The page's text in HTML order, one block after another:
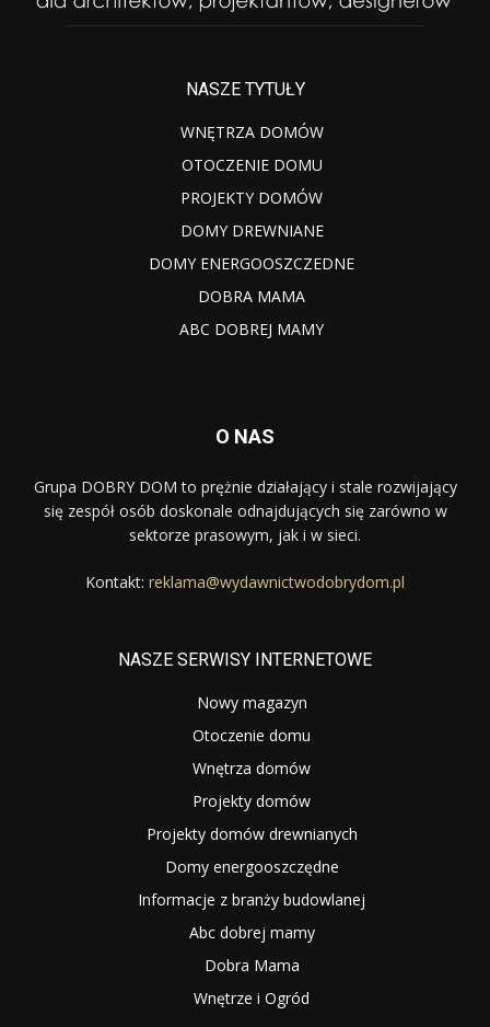
NASZE TYTUŁY
WNĘTRZA DOMÓW
OTOCZENIE DOMU
PROJEKTY DOMÓW
DOMY DREWNIANE
DOMY ENERGOOSZCZEDNE
DOBRA MAMA
ABC DOBREJ MAMY
O NAS
Grupa DOBRY DOM to prężnie działający i stale rozwijający
się zespół osób doskonale odnajdujących się zarówno w
sektorze prasowym, jak i w sieci.
Kontakt: reklama@wydawnictwodobrydom.pl
NASZE SERWISY INTERNETOWE
Nowy magazyn
Otoczenie domu
Wnętrza domów
Projekty domów
Projekty domów drewnianych
Domy energooszczędne
Informacje z branży budowlanej
Abc dobrej mamy
Dobra Mama
Wnętrze i Ogród